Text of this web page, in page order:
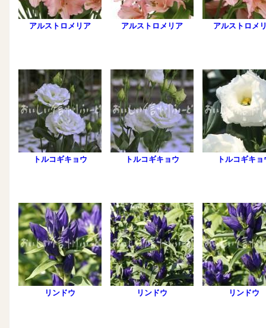
アルストロメリア アルストロメリア アルストロメ
トルコギキョウ トルコギキョウ トルコギキョ
リンドウ リンドウ リンドウ